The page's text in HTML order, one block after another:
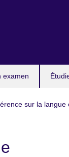
examen
sur la langue